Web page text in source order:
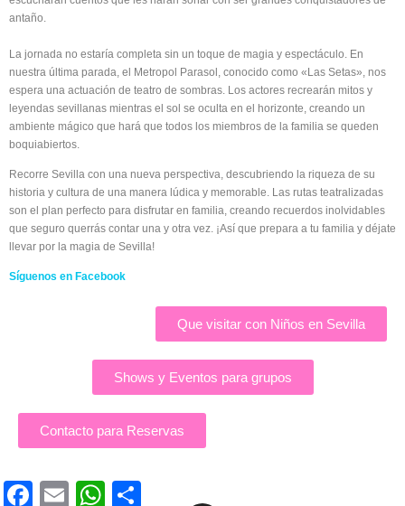
antaño.
La jornada no estaría completa sin un toque de magia y espectáculo. En
nuestra última parada, el Metropol Parasol, conocido como «Las Setas», nos
espera una actuación de teatro de sombras. Los actores recrearán mitos y
leyendas sevillanas mientras el sol se oculta en el horizonte, creando un
ambiente mágico que hará que todos los miembros de la familia se queden
boquiabiertos.
Recorre Sevilla con una nueva perspectiva, descubriendo la riqueza de su
historia y cultura de una manera lúdica y memorable. Las rutas teatralizadas
son el plan perfecto para disfrutar en familia, creando recuerdos inolvidables
que seguro querrás contar una y otra vez. ¡Así que prepara a tu familia y déjate
llevar por la magia de Sevilla!
Síguenos en Facebook
Que visitar con Niños en Sevilla
Shows y Eventos para grupos
Contacto para Reservas
Facebook
EmailWhatsApp
Compartir